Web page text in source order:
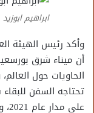
ابراهيم ابوزيد
وأكد رئيس الهيئة
الحاويات حول
تحتاجه السفن